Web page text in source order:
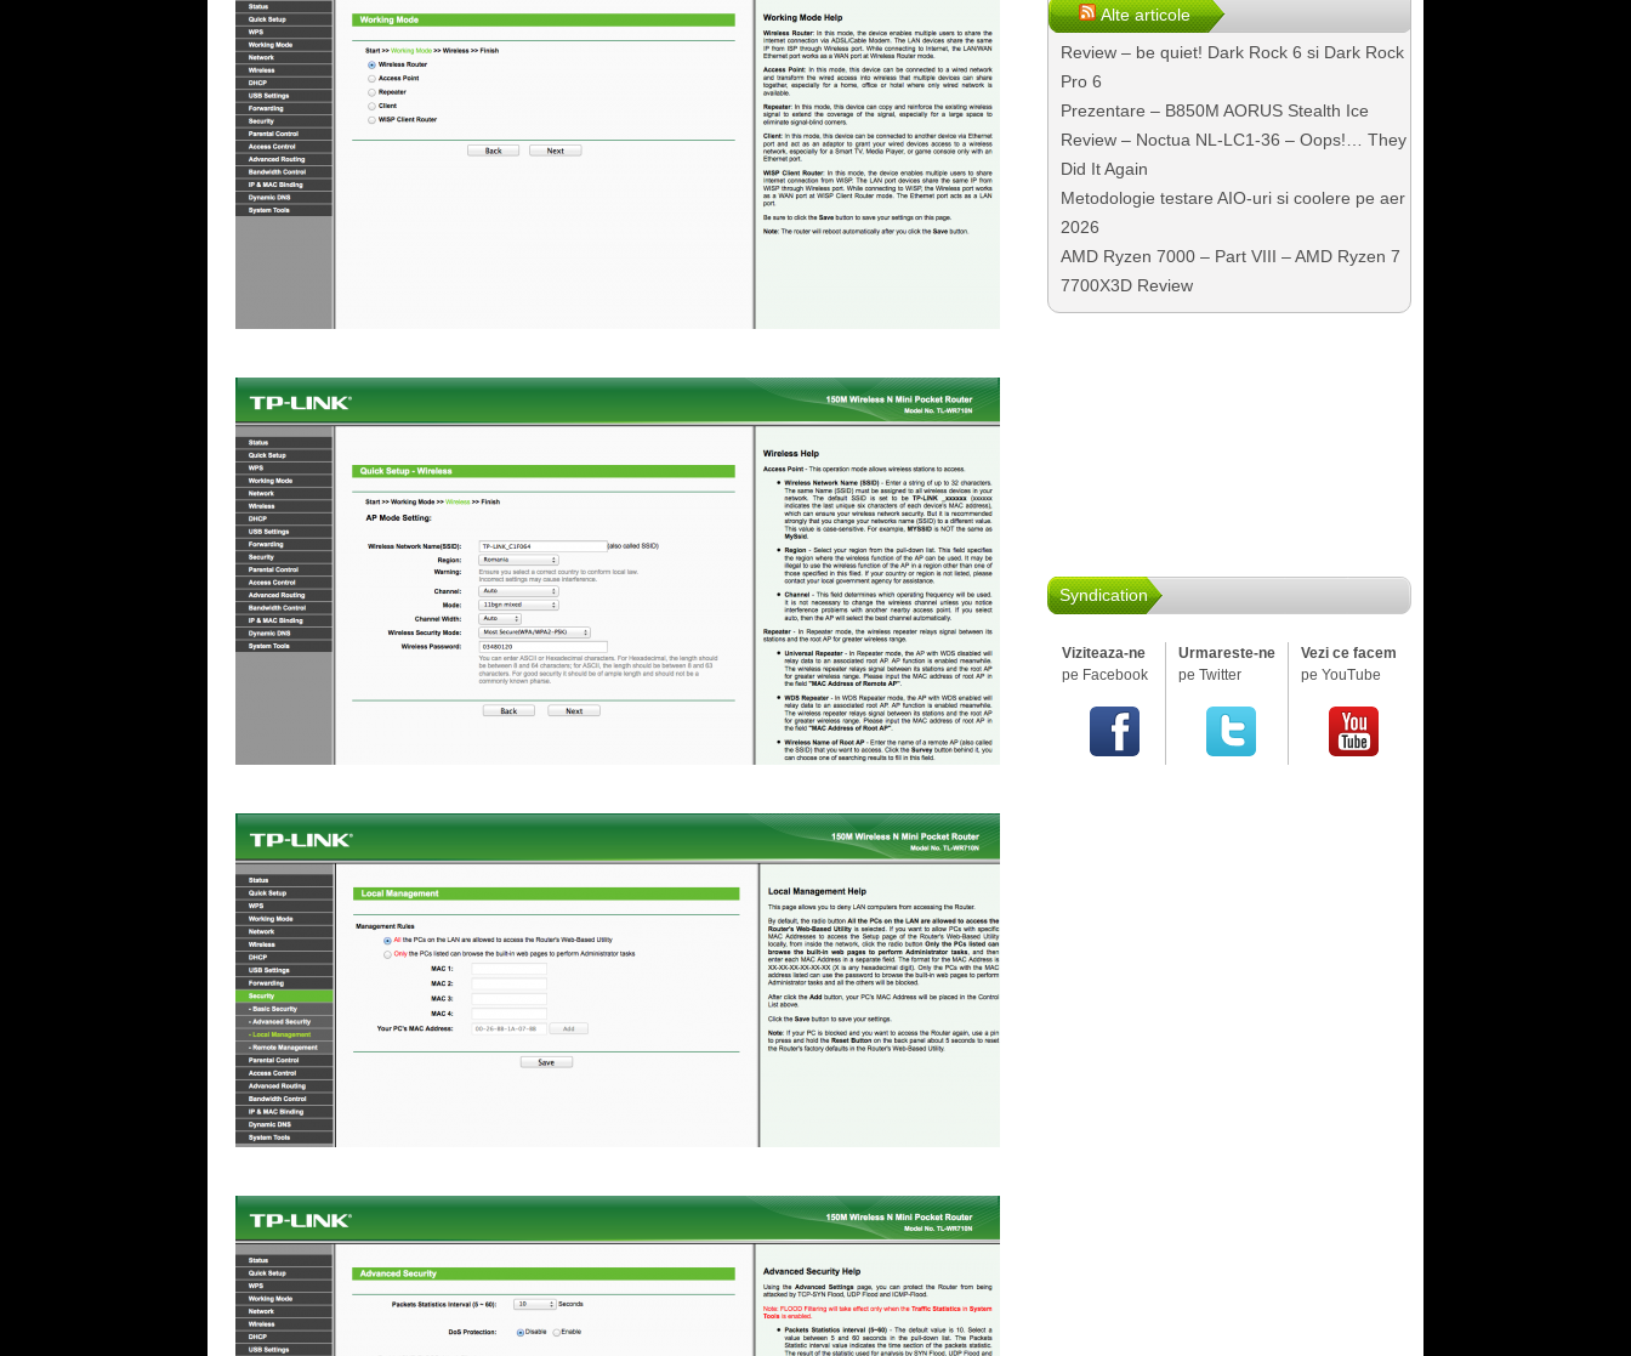
Alte articole
Review – be quiet! Dark Rock 6 si Dark Rock
Pro 6
Prezentare – B850M AORUS Stealth Ice
Review – Noctua NL-LC1-36 – Oops!… They
Did It Again
Metodologie testare AIO-uri si coolere pe aer
2026
AMD Ryzen 7000 – Part VIII – AMD Ryzen 7
7700X3D Review
Syndication
Viziteaza-ne
pe Facebook
Urmareste-ne
pe Twitter
Vezi ce facem
pe YouTube